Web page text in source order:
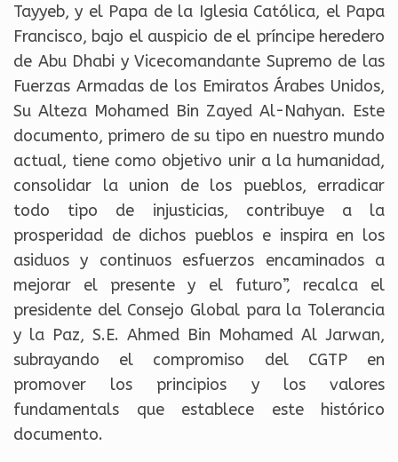
Tayyeb, y el Papa de la Iglesia Católica, el Papa
Francisco, bajo el auspicio de el príncipe heredero
de Abu Dhabi y Vicecomandante Supremo de las
Fuerzas Armadas de los Emiratos Árabes Unidos,
Su Alteza Mohamed Bin Zayed Al-Nahyan. Este
documento, primero de su tipo en nuestro mundo
actual, tiene como objetivo unir a la humanidad,
consolidar la union de los pueblos, erradicar
todo tipo de injusticias, contribuye a la
prosperidad de dichos pueblos e inspira en los
asiduos y continuos esfuerzos encaminados a
mejorar el presente y el futuro”, recalca el
presidente del Consejo Global para la Tolerancia
y la Paz, S.E. Ahmed Bin Mohamed Al Jarwan,
subrayando el compromiso del CGTP en
promover los principios y los valores
fundamentals que establece este histórico
documento.